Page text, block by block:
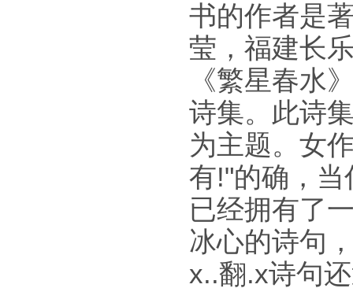
书的作者是
莹，福建长
《繁星春水
诗集。此诗
为主题。女
有!"的确，
已经拥有了
冰心的诗句
x..翻.x诗句